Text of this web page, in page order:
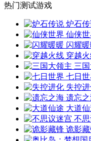
热门测试游戏
炉石
仙侠
闪耀
穿越
三
七日
失控
遗忘
大道
不
诡影